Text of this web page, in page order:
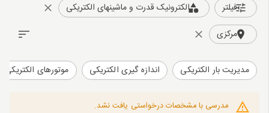
فیلتر
الکترونیک قدرت و ماشینهای الکتریکی
مرکزی
مدیریت بار الکتریکی اندازه گیری الکتریکی موتورهای الکتریکی
مدرسی با مشخصات درخواستی یافت نشد.